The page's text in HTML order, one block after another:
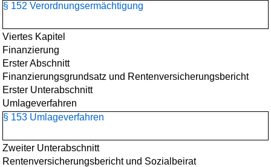
§ 152 Verordnungsermächtigung
Viertes Kapitel
Finanzierung
Erster Abschnitt
Finanzierungsgrundsatz und Rentenversicherungsbericht
Erster Unterabschnitt
Umlageverfahren
§ 153 Umlageverfahren
Zweiter Unterabschnitt
Rentenversicherungsbericht und Sozialbeirat